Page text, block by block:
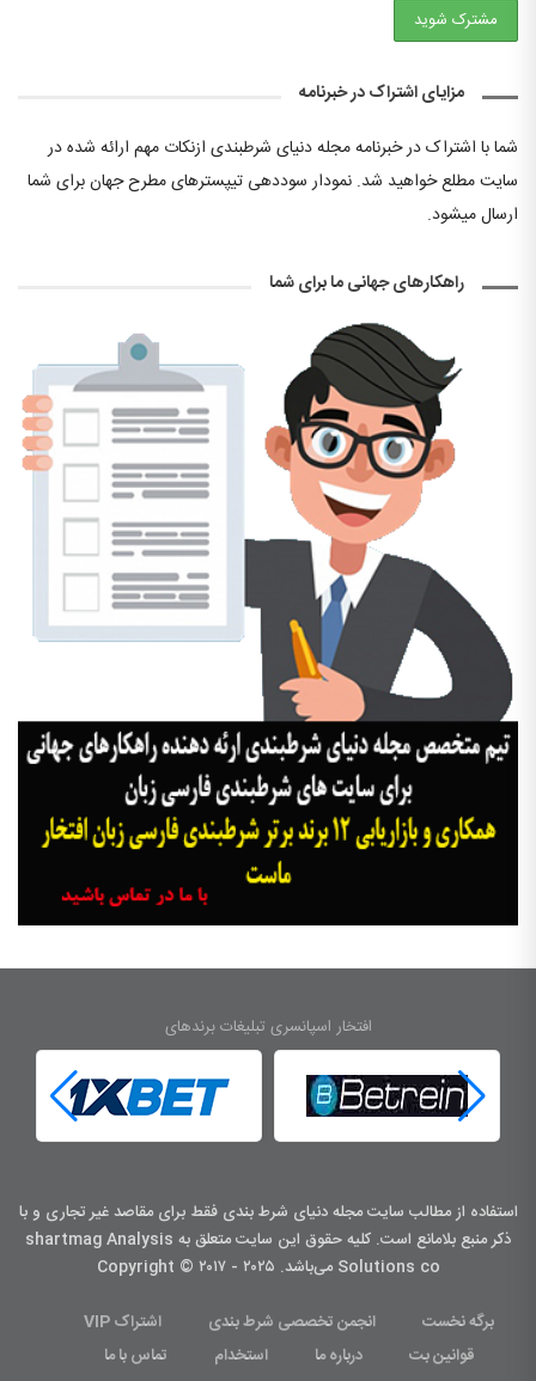
مزایای اشتراک در خبرنامه
شما با اشتراک در خبرنامه مجله دنیای شرطبندی ازنکات مهم ارائه شده در
سایت مطلع خواهید شد. نمودار سوددهی تیپسترهای مطرح جهان برای شما
ارسال میشود.
راهکارهای جهانی ما برای شما
افتخار اسپانسری تبلیغات برندهای
استفاده از مطالب سایت مجله دنیای شرط بندی فقط برای مقاصد غیر تجاری و با
ذکر منبع بلامانع است. کليه حقوق اين سايت متعلق به shartmag Analysis
Solutions co می‌باشد. Copyright © ۲۰۱۷ - ۲۰۲۵
برگه نخست انجمن تخصصی شرط بندی
اشتراک VIP
قوانین بت
درباره ما استخدام
تماس با ما